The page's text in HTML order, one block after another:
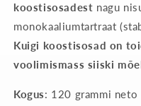
koostisosadest nagu
monokaaliumtartraat
Kuigi koostisosad on
voolimismass siiski
Kogus: 120 grammi neto